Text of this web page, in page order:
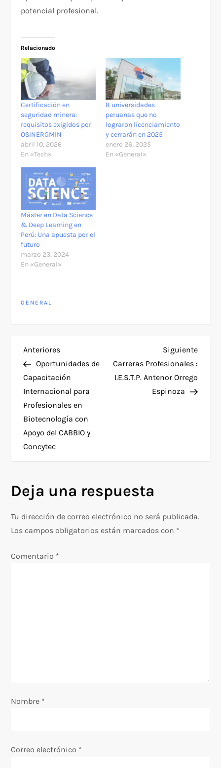
potencial profesional.
Relacionado
Certificación en
seguridad minera:
requisitos exigidos por
OSINERGMIN
abril 10, 2026
En «Tech»
8 universidades
peruanas que no
lograron licenciamiento
y cerrarán en 2025
enero 26, 2025
En «General»
Máster en Data Science
& Deep Learning en
Perú: Una apuesta por el
futuro
marzo 23, 2024
En «General»
GENERAL
N
a
v
e
g
c
i
ó
n
r
d
Entrada
anterior
Anteriores
Oportunidades de
Capacitación
Internacional para
Profesionales en
Biotecnología con
Apoyo del CABBIO y
Concytec
Siguiente
Carreras Profesionales :
I.E.S.T.P. Antenor Orrego
Espinoza
Deja una respuesta
Tu dirección de correo electrónico no será publicada.
Los campos obligatorios están marcados con *
Comentario *
Nombre *
Correo electrónico *